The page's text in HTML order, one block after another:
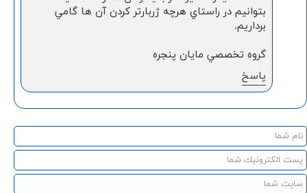
بتوانيم در راستاي هرچه ژربارتر كردن آن ها گامي
برداريم.
گروه تخصصي مايان پنجره
پاسخ